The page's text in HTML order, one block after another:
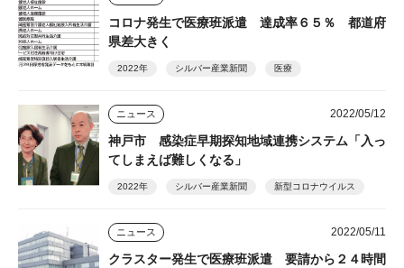
コロナ発生で医療班派遣 達成率６５％ 都道府
県差大きく
2022年 シルバー産業新聞 医療
ニュース 2022/05/12
神戸市 感染症早期探知地域連携システム「入っ
てしまえば難しくなる」
2022年 シルバー産業新聞 新型コロナウイルス
ニュース 2022/05/11
クラスター発生で医療班派遣 要請から２４時間